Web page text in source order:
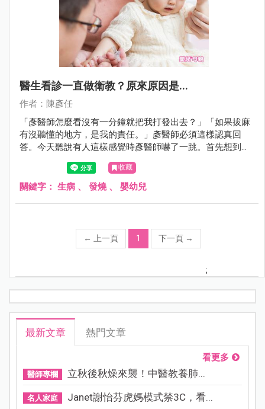
醫生看診一直做衛教？原來原因是...
作者：陳彥任
「彥醫師怎麼看沒有一分鐘就把我打發出去？」「如果拔麻
有沒聽懂的地方，是我的責任。」彥醫師必須這樣認真回
答。今天聽說有人這樣感覺時彥醫師嚇了一跳。首先想到的
是過去一周流感開打所有醫護人員跟把拔馬麻都辛苦了，動
不動就候診20幾個人，其實彥醫師坐在診間，也知道大家排
隊的煎熬。
收藏
關鍵字： 生病 、 發燒、 嬰幼兒
← 上一頁 1 下一頁 →
;
最新文章 熱門文章
看更多
醫師專欄 立秋後秋燥來襲！中醫教養肺...
名人家庭 Janet謝怡芬虎媽模式禁3C，看...